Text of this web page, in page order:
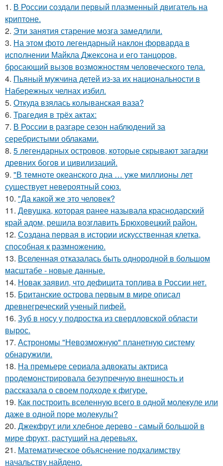
1. В России создали первый плазменный двигатель на
криптоне.
2. Эти занятия старение мозга замедлили.
3. На этом фото легендарный наклон форварда в
исполнении Майкла Джексона и его танцоров,
бросающий вызов возможностям человеческого тела.
4. Пьяный мужчина детей из-за их национальности в
Набережных челнах избил.
5. Откуда взялась колыванская ваза?
6. Трагедия в трёх актах:
7. В России в разгаре сезон наблюдений за
серебристыми облаками.
8. 5 легендарных островов, которые скрывают загадки
древних богов и цивилизаций.
9. "В темноте океанского дна … уже миллионы лет
существует невероятный союз.
10. "Да какой же это человек?
11. Девушка, которая ранее называла краснодарский
край адом, решила возглавить Брюховецкий район.
12. Создана первая в истории искусственная клетка,
способная к размножению.
13. Вселенная отказалась быть однородной в большом
масштабе - новые данные.
14. Новак заявил, что дефицита топлива в России нет.
15. Британские острова первым в мире описал
древнегреческий ученый пифей.
16. Зуб в носу у подростка из свердловской области
вырос.
17. Астрономы "Невозможную" планетную систему
обнаружили.
18. На премьере сериала адвокаты актриса
продемонстрировала безупречную внешность и
рассказала о своем подходе к фигуре.
19. Как построить вселенную всего в одной молекуле или
даже в одной поре молекулы?
20. Джекфрут или хлебное дерево - самый большой в
мире фрукт, растущий на деревьях.
21. Математическое объяснение подхалимству
начальству найдено.